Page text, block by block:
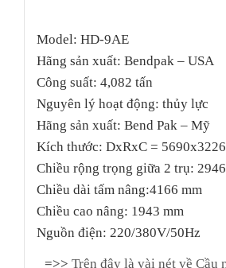
Model: HD-9AE
Hãng sản xuất: Bendpak – USA
Công suất: 4,082 tấn
Nguyên lý hoạt động: thủy lực
Hãng sản xuất: Bend Pak – Mỹ
Kích thước: DxRxC =
Chiều rộng trọng giữa 2 trụ:
Chiều dài tấm nâng:4166 mm
Chiều cao nâng: 1943 mm
Nguồn điện: 220/380V/50Hz
=>> Trên đây là vài nét về